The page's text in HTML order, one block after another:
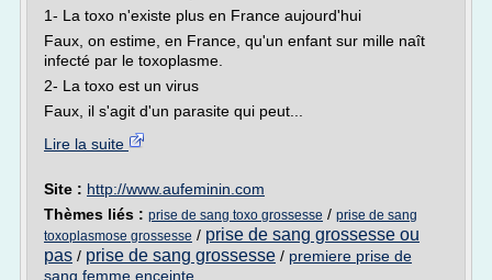
1- La toxo n'existe plus en France aujourd'hui
Faux, on estime, en France, qu'un enfant sur mille naît
infecté par le toxoplasme.
2- La toxo est un virus
Faux, il s'agit d'un parasite qui peut...
Lire la suite
Site : http://www.aufeminin.com
Thèmes liés : prise de sang toxo grossesse / prise de sang
toxoplasmose grossesse / prise de sang grossesse ou
pas / prise de sang grossesse / premiere prise de
sang femme enceinte